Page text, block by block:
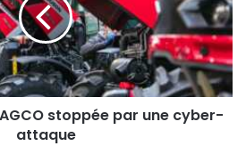
stoppée par une cyber-
attaque